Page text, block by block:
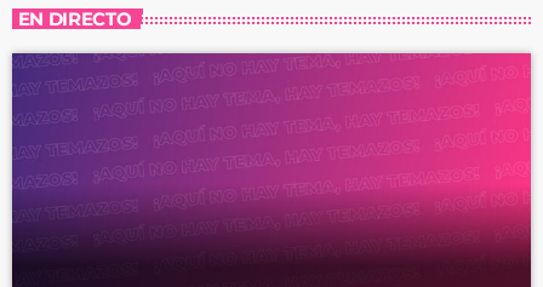
EN DIRECTO